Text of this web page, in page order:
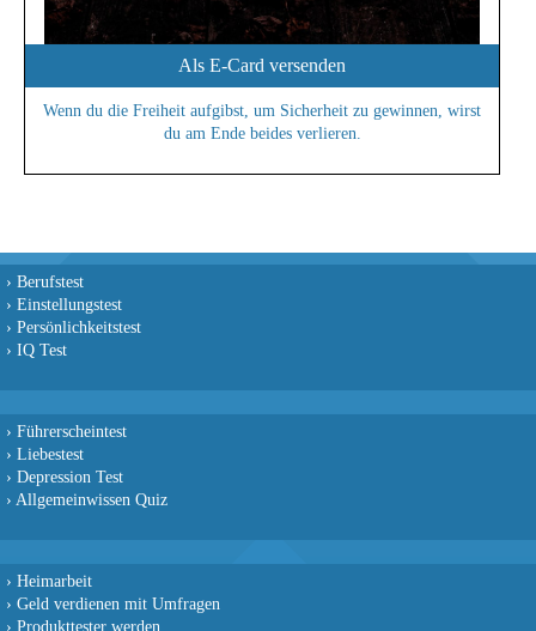
Als E-Card versenden
Wenn du die Freiheit aufgibst, um Sicherheit zu gewinnen, wirst
du am Ende beides verlieren.
› Berufstest
› Einstellungstest
› Persönlichkeitstest
› IQ Test
› Führerscheintest
› Liebestest
› Depression Test
› Allgemeinwissen Quiz
› Heimarbeit
› Geld verdienen mit Umfragen
› Produkttester werden